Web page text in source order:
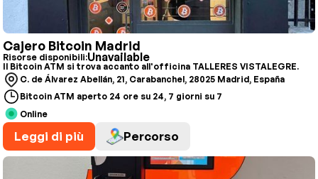
Cajero Bitcoin Madrid
Risorse disponibili:Unavailable
Il Bitcoin ATM si trova accanto all'officina TALLERES VISTALEGRE.
C. de Álvarez Abellán, 21, Carabanchel, 28025 Madrid, España
Bitcoin ATM aperto 24 ore su 24, 7 giorni su 7
Online
Leggi di più Percorso